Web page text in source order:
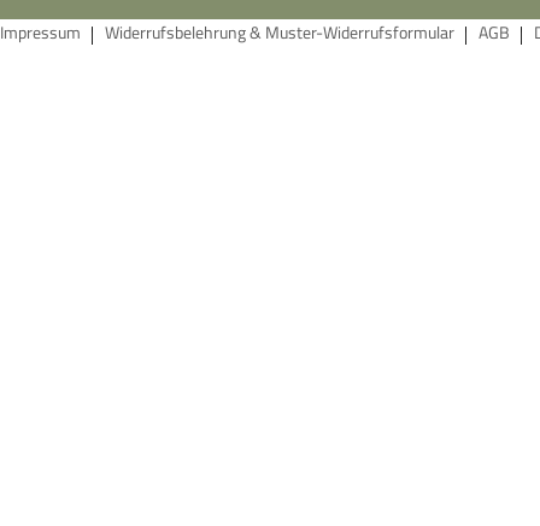
Impressum Widerrufsbelehrung & Muster-Widerrufsformular AGB